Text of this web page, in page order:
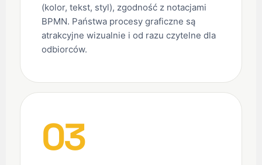
(kolor, tekst, styl), zgodność z notacjami
BPMN. Państwa procesy graficzne są
atrakcyjne wizualnie i od razu czytelne dla
odbiorców.
03